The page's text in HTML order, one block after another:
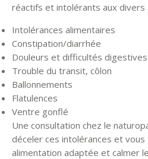
réactifs et intolérants aux divers
Intolérances alimentaires
Constipation/diarrhée
Douleurs et difficultés digestives
Trouble du transit, côlon
Ballonnements
Flatulences
Ventre gonflé
Une consultation chez le
déceler ces intolérances et
alimentation adaptée et calmer